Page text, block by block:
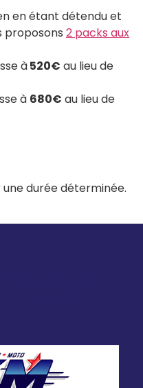
en étant détendu et
proposons 2 packs aux
à520€ au lieu de
à 680€ au lieu de
durée déterminée.